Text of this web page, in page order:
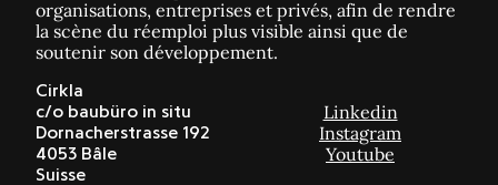
organisations, entreprises et privés, afin de rendre
la scène du réemploi plus visible ainsi que de
soutenir son développement.
Cirkla
c/o baubüro in situ
Dornacherstrasse 192
4053 Bâle
Suisse
Linkedin
Instagram
Youtube